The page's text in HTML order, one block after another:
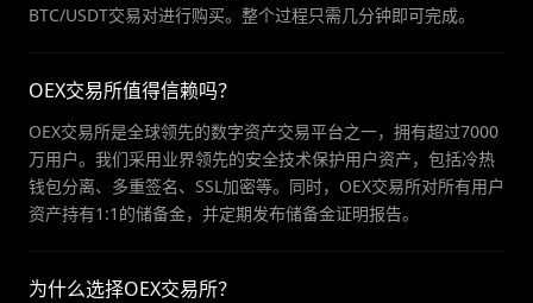
BTC/USDT交易对进行购买。整个过程只需几分钟即可完成。
OEX交易所值得信赖吗？
OEX交易所是全球领先的数字资产交易平台之一，拥有超过7000
万用户。我们采用业界领先的安全技术保护用户资产，包括冷热
钱包分离、多重签名、SSL加密等。同时，OEX交易所对所有用户
资产持有1:1的储备金，并定期发布储备金证明报告。
为什么选择OEX交易所？